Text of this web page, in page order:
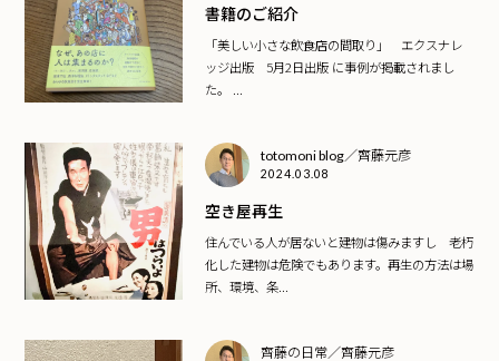
書籍のご紹介
「美しい小さな飲食店の間取り」 エクスナレ
ッジ出版 5月2日出版 に事例が掲載されまし
た。 ...
totomoni blog／齊藤元彦
2024.03.08
空き屋再生
住んでいる人が居ないと建物は傷みますし 老朽
化した建物は危険でもあります。再生の方法は場
所、環境、条...
齊藤の日常／齊藤元彦